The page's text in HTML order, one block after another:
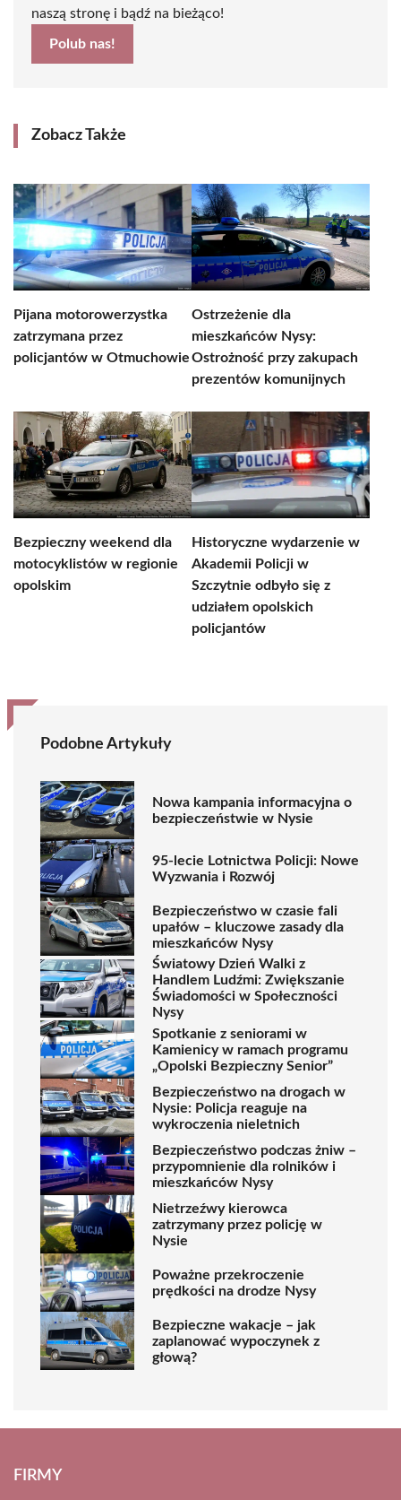
naszą stronę i bądź na bieżąco!
Polub nas!
Zobacz Także
Pijana motorowerzystka
zatrzymana przez
policjantów w Otmuchowie
Ostrzeżenie dla
mieszkańców Nysy:
Ostrożność przy zakupach
prezentów komunijnych
Bezpieczny weekend dla
motocyklistów w regionie
opolskim
Historyczne wydarzenie w
Akademii Policji w
Szczytnie odbyło się z
udziałem opolskich
policjantów
Podobne Artykuły
Nowa kampania informacyjna o
bezpieczeństwie w Nysie
95-lecie Lotnictwa Policji: Nowe
Wyzwania i Rozwój
Bezpieczeństwo w czasie fali
upałów – kluczowe zasady dla
mieszkańców Nysy
Światowy Dzień Walki z
Handlem Ludźmi: Zwiększanie
Świadomości w Społeczności
Nysy
Spotkanie z seniorami w
Kamienicy w ramach programu
„Opolski Bezpieczny Senior”
Bezpieczeństwo na drogach w
Nysie: Policja reaguje na
wykroczenia nieletnich
Bezpieczeństwo podczas żniw –
przypomnienie dla rolników i
mieszkańców Nysy
Nietrzeźwy kierowca
zatrzymany przez policję w
Nysie
Poważne przekroczenie
prędkości na drodze Nysy
Bezpieczne wakacje – jak
zaplanować wypoczynek z
głową?
FIRMY